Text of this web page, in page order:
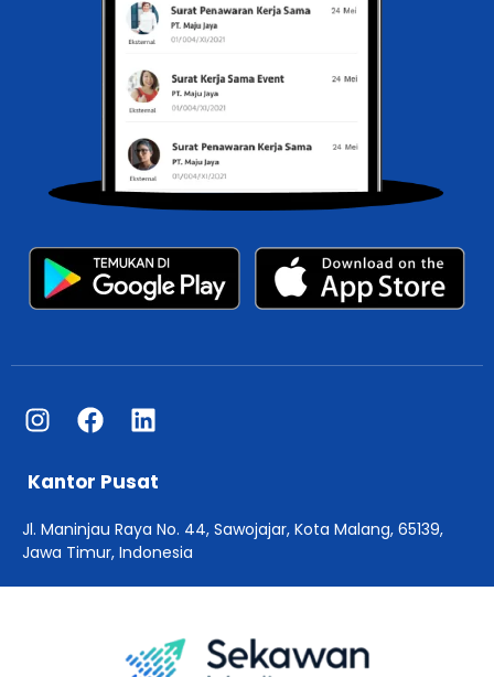
Kantor Pusat
Jl. Maninjau Raya No. 44, Sawojajar, Kota Malang, 65139,
Jawa Timur, Indonesia